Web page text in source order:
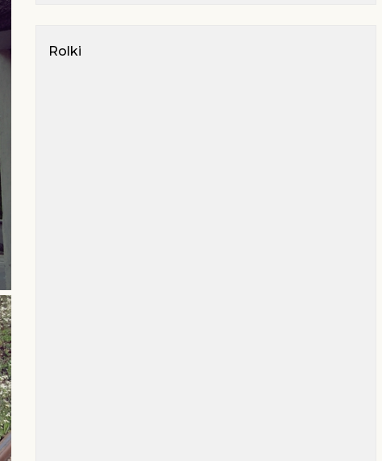
Rolki